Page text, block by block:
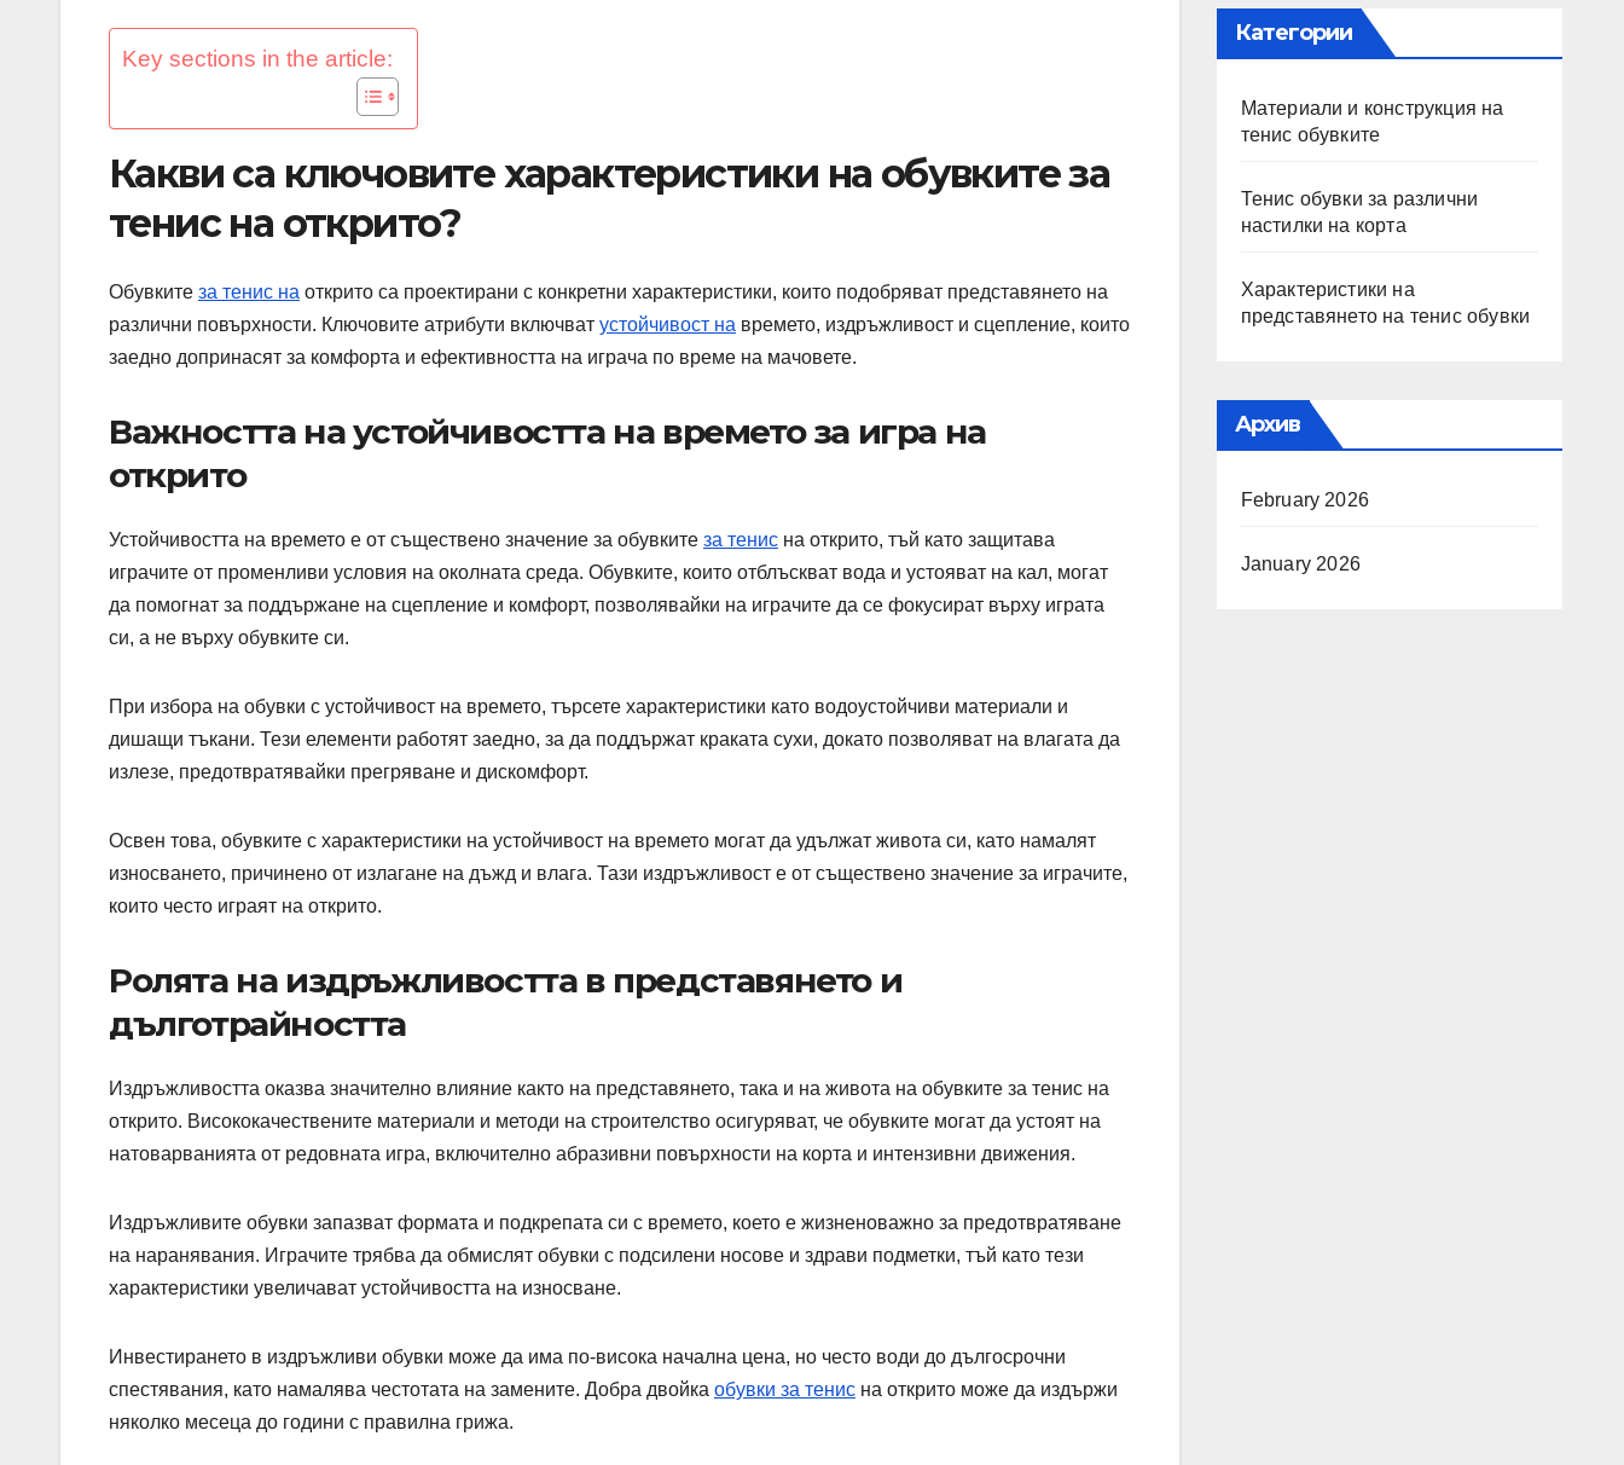
Key sections in the article:
Какви са ключовите характеристики на обувките за
тенис на открито?
Обувките за тенис на открито са проектирани с конкретни характеристики, които подобряват представянето на
различни повърхности. Ключовите атрибути включват устойчивост на времето, издръжливост и сцепление, които
заедно допринасят за комфорта и ефективността на играча по време на мачовете.
Важността на устойчивостта на времето за игра на
открито
Устойчивостта на времето е от съществено значение за обувките за тенис на открито, тъй като защитава
играчите от променливи условия на околната среда. Обувките, които отблъскват вода и устояват на кал, могат
да помогнат за поддържане на сцепление и комфорт, позволявайки на играчите да се фокусират върху играта
си, а не върху обувките си.
При избора на обувки с устойчивост на времето, търсете характеристики като водоустойчиви материали и
дишащи тъкани. Тези елементи работят заедно, за да поддържат краката сухи, докато позволяват на влагата да
излезе, предотвратявайки прегряване и дискомфорт.
Освен това, обувките с характеристики на устойчивост на времето могат да удължат живота си, като намалят
износването, причинено от излагане на дъжд и влага. Тази издръжливост е от съществено значение за играчите,
които често играят на открито.
Ролята на издръжливостта в представянето и
дълготрайността
Издръжливостта оказва значително влияние както на представянето, така и на живота на обувките за тенис на
открито. Висококачествените материали и методи на строителство осигуряват, че обувките могат да устоят на
натоварванията от редовната игра, включително абразивни повърхности на корта и интензивни движения.
Издръжливите обувки запазват формата и подкрепата си с времето, което е жизненоважно за предотвратяване
на наранявания. Играчите трябва да обмислят обувки с подсилени носове и здрави подметки, тъй като тези
характеристики увеличават устойчивостта на износване.
Инвестирането в издръжливи обувки може да има по-висока начална цена, но често води до дългосрочни
спестявания, като намалява честотата на замените. Добра двойка обувки за тенис на открито може да издържи
няколко месеца до години с правилна грижа.
Категории
Материали и конструкция на
тенис обувките
Тенис обувки за различни
настилки на корта
Характеристики на
представянето на тенис обувки
Архив
February 2026
January 2026